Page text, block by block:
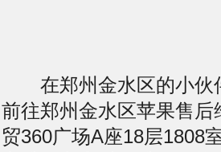
在郑州金水区的小伙
前往郑州金水区苹果售
贸360广场A座18层1808